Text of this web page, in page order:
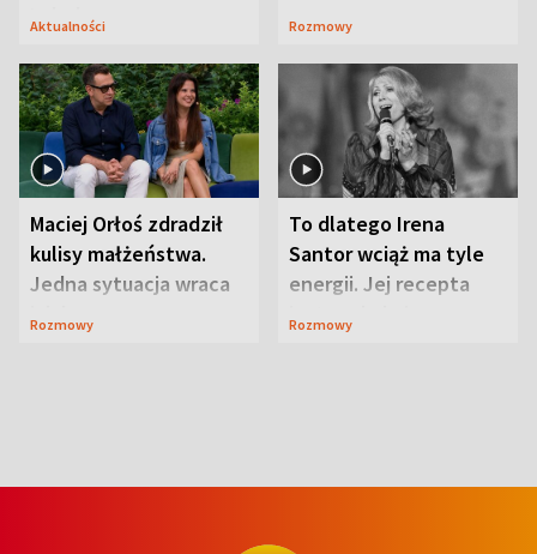
Lubelszczyzna
Aktualności Rozmowy
Maciej Orłoś zdradził
kulisy małżeństwa.
Jedna sytuacja wraca
jak bumerang
Rozmowy
To dlatego Irena
Santor wciąż ma tyle
energii. Jej recepta
jest zaskakująco
Rozmowy